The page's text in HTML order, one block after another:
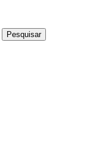
Pesquisar